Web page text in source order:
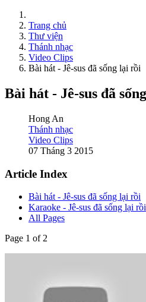
Trang chủ
Thư viện
Thánh nhạc
Video Clips
Bài hát - Jê-sus đã sống lại rồi
Bài hát - Jê-sus đã
Hong An
Thánh nhạc
Video Clips
07 Tháng 3 2015
Article Index
Bài hát - Jê-sus đã sống lại rồi
Karaoke - Jê-sus đã sống lại rồi
All Pages
Page 1 of 2